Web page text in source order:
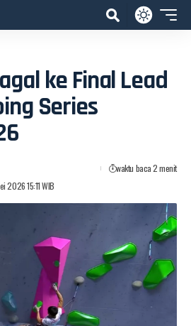
ke Final Lead
Series
2026 15:11 WIB
waktu baca 2 menit